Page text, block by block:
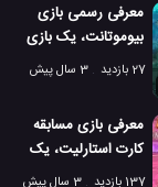
معرفی رسمی بازی
بیوموتانت، یک بازی
عالی و هیجانی
27 بازدید
3 سال پیش
معرفی بازی مسابقه
کارت استارلیت، یک
بازی عالی و رقابت
137 بازدید
3 سال پیش